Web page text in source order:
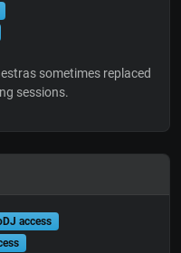
sometimes replaced
sessions.
access